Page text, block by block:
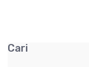
Cari